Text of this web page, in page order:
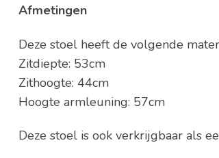
Afmetingen
Deze stoel heeft de volgende
Zitdiepte: 53cm
Zithoogte: 44cm
Hoogte armleuning: 57cm
Deze stoel is ook verkrijgbaar als